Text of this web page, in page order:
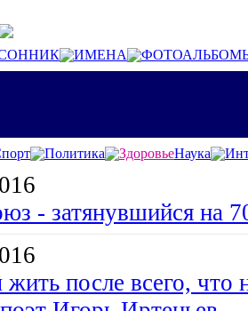
ИМЕНА
Политика ЗдоровьеНаука
- затянувшийся на
после всего, что